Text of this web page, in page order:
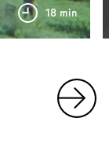
18 min